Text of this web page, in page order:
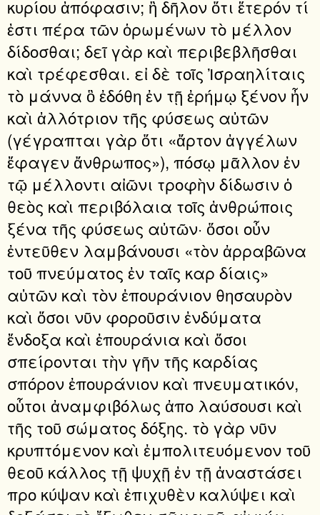
κυρίου ἀπόφασιν; ἢ δῆλον ὅτι ἕτερόν τί
ἐστι πέρα τῶν ὁρωμένων τὸ μέλλον
δίδοσθαι; δεῖ γὰρ καὶ περιβεβλῆσθαι
καὶ τρέφεσθαι. εἰ δὲ τοῖς Ἰσραηλίταις
τὸ μάννα ὃ ἐδόθη ἐν τῇ ἐρήμῳ ξένον ἦν
καὶ ἀλλότριον τῆς φύσεως αὐτῶν
(γέγραπται γὰρ ὅτι «ἄρτον ἀγγέλων
ἔφαγεν ἄνθρωπος»), πόσῳ μᾶλλον ἐν
τῷ μέλλοντι αἰῶνι τροφὴν δίδωσιν ὁ
θεὸς καὶ περιβόλαια τοῖς ἀνθρώποις
ξένα τῆς φύσεως αὐτῶν· ὅσοι οὖν
ἐντεῦθεν λαμβάνουσι «τὸν ἀρραβῶνα
τοῦ πνεύματος ἐν ταῖς καρ δίαις»
αὐτῶν καὶ τὸν ἐπουράνιον θησαυρὸν
καὶ ὅσοι νῦν φοροῦσιν ἐνδύματα
ἔνδοξα καὶ ἐπουράνια καὶ ὅσοι
σπείρονται τὴν γῆν τῆς καρδίας
σπόρον ἐπουράνιον καὶ πνευματικόν,
οὗτοι ἀναμφιβόλως ἀπο λαύσουσι καὶ
τῆς τοῦ σώματος δόξης. τὸ γὰρ νῦν
κρυπτόμενον καὶ ἐμπολιτευόμενον τοῦ
θεοῦ κάλλος τῇ ψυχῇ ἐν τῇ ἀναστάσει
προ κύψαν καὶ ἐπιχυθὲν καλύψει καὶ